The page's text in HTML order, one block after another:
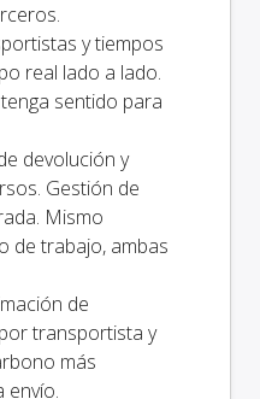
y tiempos
real lado a lado.
sentido para
devolución y
Gestión de
Mismo
de trabajo, ambas
de
transportista y
más
envío.